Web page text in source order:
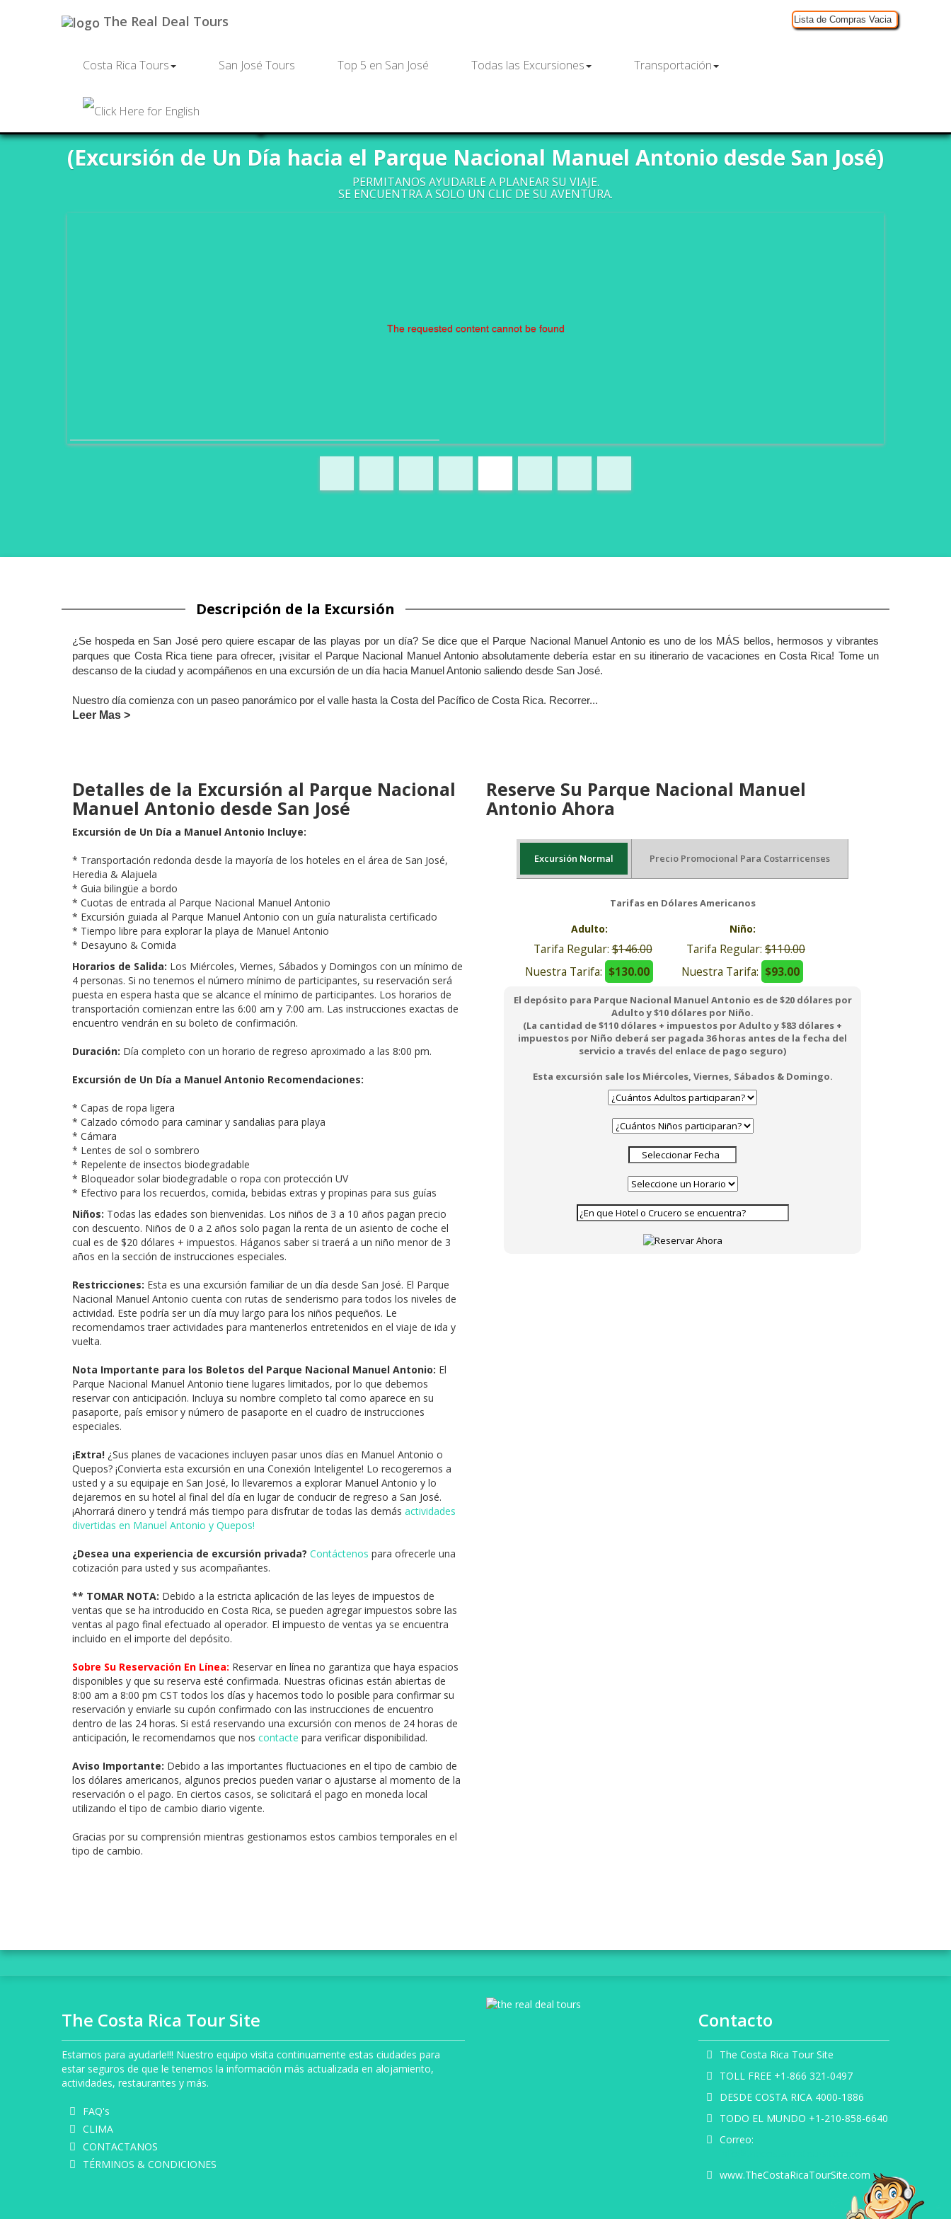
The Real Deal Tours
Costa Rica Tours San José Tours Top 5 en San José Todas las Excursiones Transportación
Lista de Compras Vacia
Parque Nacional Manuel Antonio
(Excursión de Un Día hacia el Parque Nacional Manuel Antonio desde San José)
PERMITANOS AYUDARLE A PLANEAR SU VIAJE.
SE ENCUENTRA A SOLO UN CLIC DE SU AVENTURA.
The requested content cannot be found
Descripción de la Excursión
¿Se hospeda en San José pero quiere escapar de las playas por un día? Se dice que el Parque Nacional Manuel Antonio es uno de los MÁS bellos, hermosos y vibrantes
parques que Costa Rica tiene para ofrecer, ¡visitar el Parque Nacional Manuel Antonio absolutamente debería estar en su itinerario de vacaciones en Costa Rica! Tome un
descanso de la ciudad y acompáñenos en una excursión de un día hacia Manuel Antonio saliendo desde San José.
Nuestro día comienza con un paseo panorámico por el valle hasta la Costa del Pacífico de Costa Rica. Recorrer...
Leer Mas >
Detalles de la Excursión al Parque Nacional
Manuel Antonio desde San José
Excursión de Un Día a Manuel Antonio Incluye:
* Transportación redonda desde la mayoría de los hoteles en el área de San José,
Heredia & Alajuela
* Guia bilingüe a bordo
* Cuotas de entrada al Parque Nacional Manuel Antonio
* Excursión guiada al Parque Manuel Antonio con un guía naturalista certificado
* Tiempo libre para explorar la playa de Manuel Antonio
* Desayuno & Comida
Horarios de Salida: Los Miércoles, Viernes, Sábados y Domingos con un mínimo de
4 personas. Si no tenemos el número mínimo de participantes, su reservación será
puesta en espera hasta que se alcance el mínimo de participantes. Los horarios de
transportación comienzan entre las 6:00 am y 7:00 am. Las instrucciones exactas de
encuentro vendrán en su boleto de confirmación.
Duración: Día completo con un horario de regreso aproximado a las 8:00 pm.
Excursión de Un Día a Manuel Antonio Recomendaciones:
* Capas de ropa ligera
* Calzado cómodo para caminar y sandalias para playa
* Cámara
* Lentes de sol o sombrero
* Repelente de insectos biodegradable
* Bloqueador solar biodegradable o ropa con protección UV
* Efectivo para los recuerdos, comida, bebidas extras y propinas para sus guías
Niños: Todas las edades son bienvenidas. Los niños de 3 a 10 años pagan precio
con descuento. Niños de 0 a 2 años solo pagan la renta de un asiento de coche el
cual es de $20 dólares + impuestos. Háganos saber si traerá a un niño menor de 3
años en la sección de instrucciones especiales.
Restricciones: Esta es una excursión familiar de un día desde San José. El Parque
Nacional Manuel Antonio cuenta con rutas de senderismo para todos los niveles de
actividad. Este podría ser un día muy largo para los niños pequeños. Le
recomendamos traer actividades para mantenerlos entretenidos en el viaje de ida y
vuelta.
Nota Importante para los Boletos del Parque Nacional Manuel Antonio: El
Parque Nacional Manuel Antonio tiene lugares limitados, por lo que debemos
reservar con anticipación. Incluya su nombre completo tal como aparece en su
pasaporte, país emisor y número de pasaporte en el cuadro de instrucciones
especiales.
¡Extra! ¿Sus planes de vacaciones incluyen pasar unos días en Manuel Antonio o
Quepos? ¡Convierta esta excursión en una Conexión Inteligente! Lo recogeremos a
usted y a su equipaje en San José, lo llevaremos a explorar Manuel Antonio y lo
dejaremos en su hotel al final del día en lugar de conducir de regreso a San José.
¡Ahorrará dinero y tendrá más tiempo para disfrutar de todas las demás actividades
divertidas en Manuel Antonio y Quepos!
¿Desea una experiencia de excursión privada? Contáctenos para ofrecerle una
cotización para usted y sus acompañantes.
** TOMAR NOTA: Debido a la estricta aplicación de las leyes de impuestos de
ventas que se ha introducido en Costa Rica, se pueden agregar impuestos sobre las
ventas al pago final efectuado al operador. El impuesto de ventas ya se encuentra
incluido en el importe del depósito.
Sobre Su Reservación En Línea: Reservar en línea no garantiza que haya espacios
disponibles y que su reserva esté confirmada. Nuestras oficinas están abiertas de
8:00 am a 8:00 pm CST todos los días y hacemos todo lo posible para confirmar su
reservación y enviarle su cupón confirmado con las instrucciones de encuentro
dentro de las 24 horas. Si está reservando una excursión con menos de 24 horas de
anticipación, le recomendamos que nos contacte para verificar disponibilidad.
Aviso Importante: Debido a las importantes fluctuaciones en el tipo de cambio de
los dólares americanos, algunos precios pueden variar o ajustarse al momento de la
reservación o el pago. En ciertos casos, se solicitará el pago en moneda local
utilizando el tipo de cambio diario vigente.
Gracias por su comprensión mientras gestionamos estos cambios temporales en el
tipo de cambio.
Reserve Su Parque Nacional Manuel
Antonio Ahora
Excursión Normal Precio Promocional Para Costarricenses
Tarifas en Dólares Americanos
Adulto:
Tarifa Regular:$146.00
Nuestra Tarifa: $130.00
Niño:
Tarifa Regular: $110.00
Nuestra Tarifa: $93.00
El depósito para Parque Nacional Manuel Antonio es de $20 dólares por
Adulto y $10 dólares por Niño.
(La cantidad de $110 dólares + impuestos por Adulto y $83 dólares +
impuestos por Niño deberá ser pagada 36 horas antes de la fecha del
servicio a través del enlace de pago seguro)
Esta excursión sale los Miércoles, Viernes, Sábados & Domingo.
persona.
seguro)
The Costa Rica Tour Site
Estamos para ayudarle!!! Nuestro equipo visita continuamente estas ciudades para
estar seguros de que le tenemos la información más actualizada en alojamiento,
actividades, restaurantes y más.
FAQ's
CLIMA
CONTACTANOS
TÉRMINOS & CONDICIONES
Contacto
The Costa Rica Tour Site
TOLL FREE +1-866 321-0497
DESDE COSTA RICA 4000-1886
TODO EL MUNDO +1-210-858-6640
Correo:
www.TheCostaRicaTourSite.com